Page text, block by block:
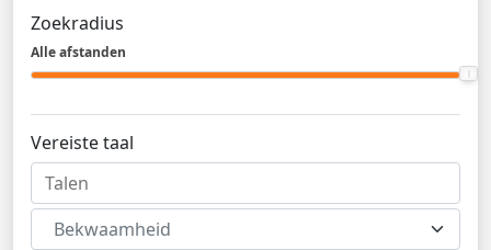
Zoekradius
Alle afstanden
Vereiste taal
Bekwaamheid